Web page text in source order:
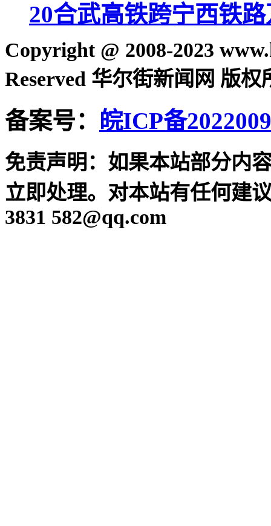
20合武高铁跨宁西铁
Copyright @ 2008-2023
Reserved 华尔街新闻网 版权
备案号： 皖ICP备
免责声明：如果本站部分内
立即处理。对本站有任何建
3831 582@qq.com